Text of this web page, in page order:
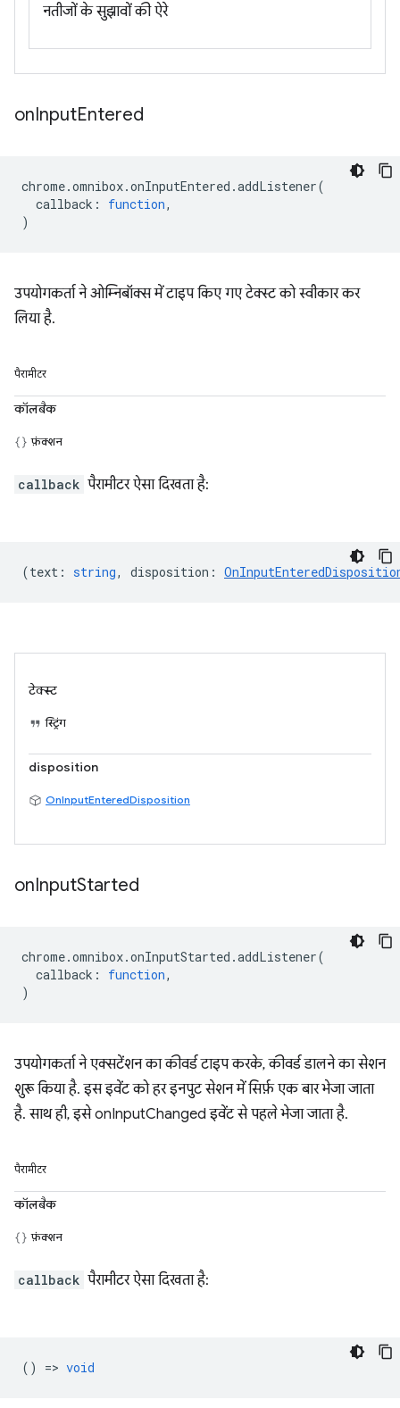
नतीजों के सुझावों की ऐरे
onInputEntered
chrome.omnibox.onInputEntered .addListener(
callback : function,
)
उपयोगकर्ता ने ओम्निबॉक्स में टाइप किए गए टेक्स्ट को स्वीकार कर
लिया है.
पैरामीटर
कॉलबैक
फ़ंक्शन
callback पैरामीटर ऐसा दिखता है:
(text : string, disposition :
टेक्स्ट
स्ट्रिंग
disposition
OnInputEnteredDisposition
onInputStarted
chrome.omnibox.onInputStarted .addListener(
callback : function,
)
उपयोगकर्ता ने एक्सटेंशन का कीवर्ड टाइप करके, कीवर्ड डालने का सेशन
शुरू किया है. इस इवेंट को हर इनपुट सेशन में सिर्फ़ एक बार भेजा जाता
है. साथ ही, इसे onInputChanged इवेंट से पहले भेजा जाता है.
पैरामीटर
कॉलबैक
फ़ंक्शन
callback पैरामीटर ऐसा दिखता है:
() => void